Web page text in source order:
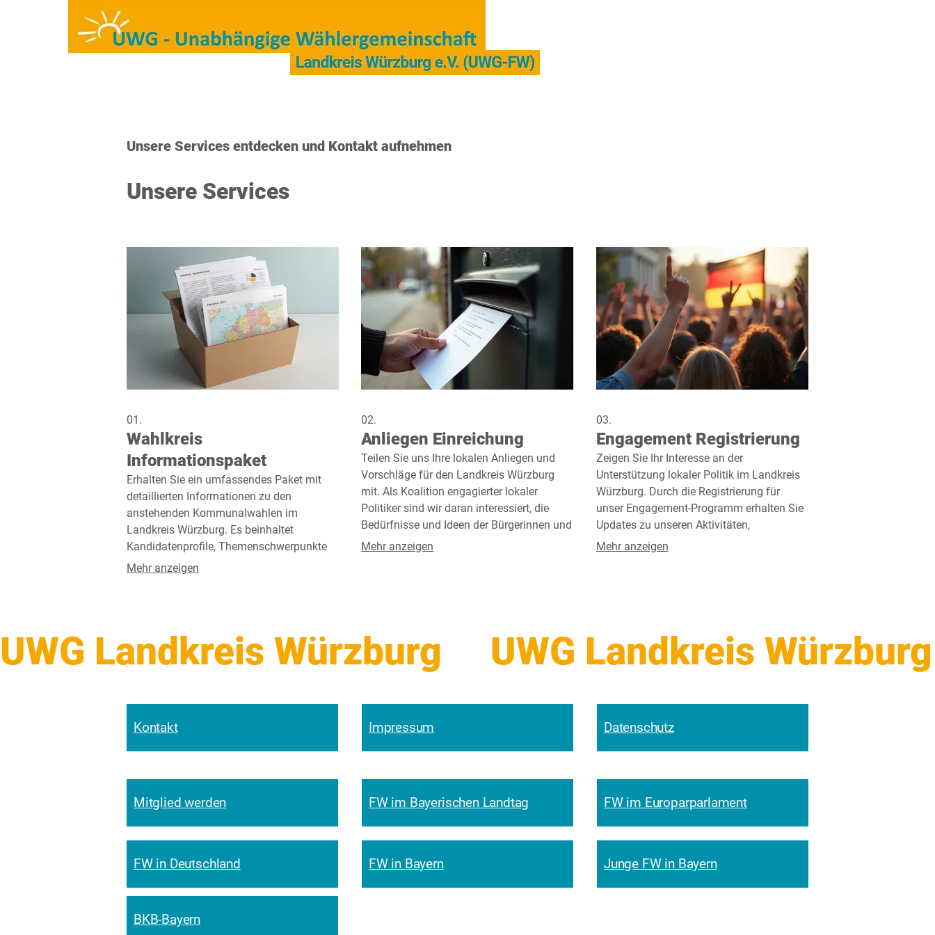
Unsere Services entdecken und Kontakt aufnehmen
Unsere Services
01.
Wahlkreis
Informationspaket
Erhalten Sie ein umfassendes Paket mit
detaillierten Informationen zu den
anstehenden Kommunalwahlen im
Landkreis Würzburg. Es beinhaltet
Kandidatenprofile, Themenschwerpunkte
und Wahlprozesse. Dieses Paket hilft
Mehr anzeigen
02.
Anliegen Einreichung
Teilen Sie uns Ihre lokalen Anliegen und
Vorschläge für den Landkreis Würzburg
mit. Als Koalition engagierter lokaler
Politiker sind wir daran interessiert, die
Bedürfnisse und Ideen der Bürgerinnen und
Bürger zu verstehen und in unsere
Mehr anzeigen
03.
Engagement Registrierung
Zeigen Sie Ihr Interesse an der
Unterstützung lokaler Politik im Landkreis
Würzburg. Durch die Registrierung für
unser Engagement-Programm erhalten Sie
Updates zu unseren Aktivitäten,
Wahlkampfveranstaltungen und
Mehr anzeigen
UWG Landkreis Würzburg
Kontakt Impressum Datenschutz
Mitglied werden FW im Bayerischen Landtag FW im Europarparlament
FW in Deutschland FW in Bayern Junge FW in Bayern
BKB-Bayern